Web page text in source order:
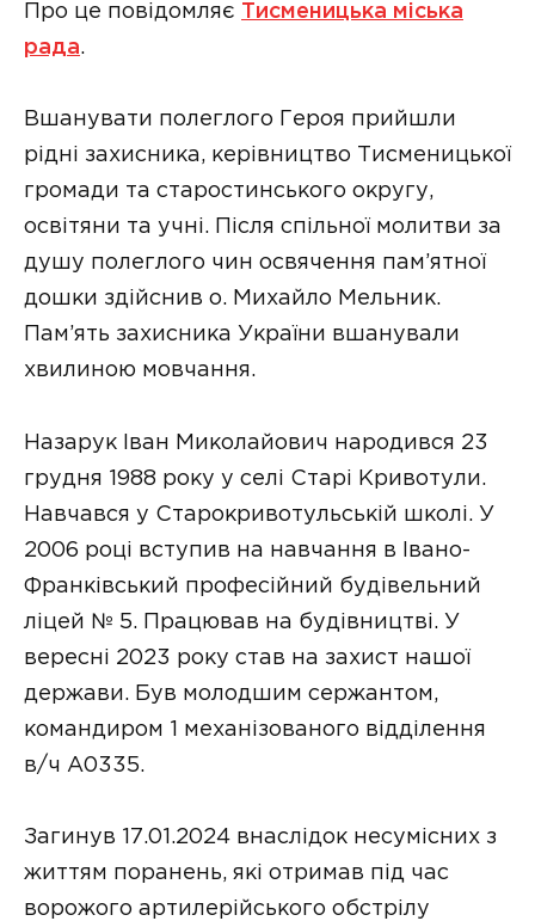
Про це повідомляє Тисменицька міська
рада.
Вшанувати полеглого Героя прийшли
рідні захисника, керівництво Тисменицької
громади та старостинського округу,
освітяни та учні. Після спільної молитви за
душу полеглого чин освячення пам’ятної
дошки здійснив о. Михайло Мельник.
Пам’ять захисника України вшанували
хвилиною мовчання.
Назарук Іван Миколайович народився 23
грудня 1988 року у селі Старі Кривотули.
Навчався у Старокривотульській школі. У
2006 році вступив на навчання в Івано-
Франківський професійний будівельний
ліцей № 5. Працював на будівництві. У
вересні 2023 року став на захист нашої
держави. Був молодшим сержантом,
командиром 1 механізованого відділення
в/ч А0335.
Загинув 17.01.2024 внаслідок несумісних з
життям поранень, які отримав під час
ворожого артилерійського обстрілу